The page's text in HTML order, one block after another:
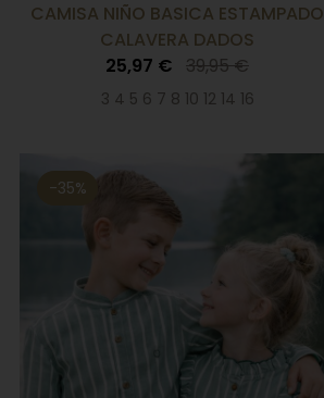
CAMISA NIÑO BASICA ESTAMPADO
CALAVERA DADOS
25,97 € 39,95 €
3 4 5 6 7 8 10 12 14 16
-35%